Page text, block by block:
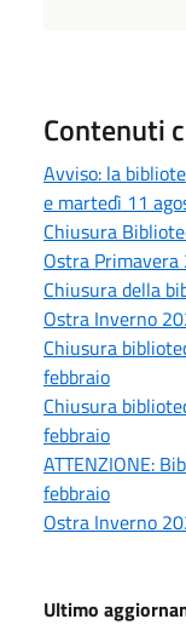
Contenuti
Avviso: la
e martedì 11
Chiusura
Ostra
Chiusura della
Ostra Inverno
Chiusura
febbraio
Chiusura
febbraio
ATTENZIONE:
febbraio
Ostra Inverno
Ultimo